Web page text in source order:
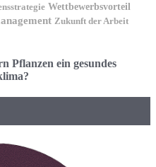
Wettbewerbsvorteil
Zukunft der Arbeit
Pflanzen ein gesundes